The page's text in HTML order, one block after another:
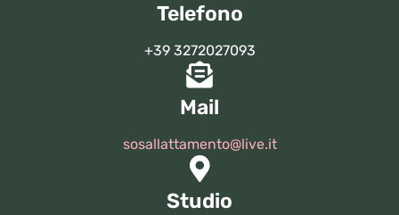
Telefono
+39 3272027093
Mail
sosallattamento@live.it
Studio